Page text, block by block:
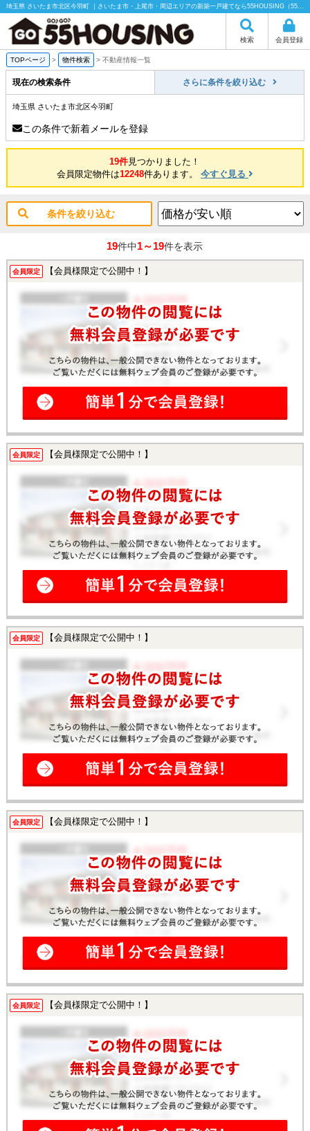
埼玉県 さいたま市北区今羽町 ｜さいたま市・上尾市・周辺エリアの新築一戸建てなら55HOUSING（55ハウジング）にお任せください！
検索 会員登録
TOPページ > 物件検索 > 不動産情報一覧
現在の検索条件 さらに条件を絞り込む
埼玉県 さいたま市北区今羽町
この条件で新着メールを登録
19件見つかりました！
会員限定物件は12248件あります。 今すぐ見る
条件を絞り込む
19件中1～19件を表示
会員限定 【会員様限定で公開中！】
会員限定 【会員様限定で公開中！】
会員限定 【会員様限定で公開中！】
会員限定 【会員様限定で公開中！】
会員限定 【会員様限定で公開中！】